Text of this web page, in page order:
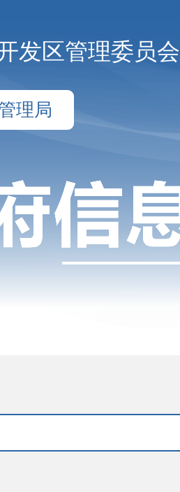
发区管理委员会
理局